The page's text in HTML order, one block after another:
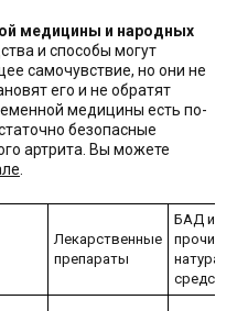
медицины и народных
и способы могут
самочувствие, но они не
его и не обратят
медицины есть по-
безопасные
артрита. Вы можете
Лекарственные
препараты
БАД и
прочие